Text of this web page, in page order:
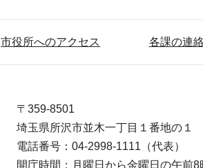
市役所へのアクセス 各課の連
〒359-8501
埼玉県所沢市並木一丁目１番地の１
電話番号：04-2998-1111（代表）
開庁時間：月曜日から金曜日の午前